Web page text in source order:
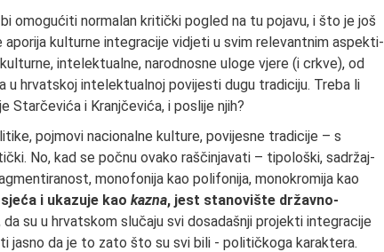
omogućiti normalan kritički pogled na tu pojavu, i što je još
aporija kulturne integracije vidjeti u svim relevantnim aspekti­
intelektualne, narodnosne uloge vjere (i crkve), od
u hrvatskoj intelektu­alnoj povijesti dugu tradiciju. Treba li
Starčevića i Kranjčevića, i poslije njih?
pojmovi nacionalne kulture, povijesne tradicije – s
No, kad se počnu ovako raščinjavati – tipološki, sadržaj­
monofonija kao polifonija, monokromija kao
i ukazuje kao kazna, jest stanovište državno-
su u hrvatskom slučaju svi dosadašnji projekti integracije
jasno da je to zato što su svi bili - političko­ga karaktera.